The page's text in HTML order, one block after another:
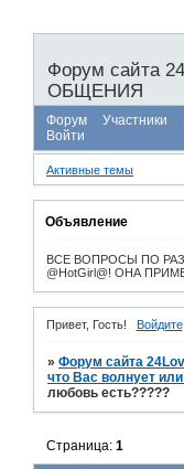
Форум сайта
ОБЩЕНИЯ
Форум Участники
Войти
Активные темы
Объявление
ВСЕ ВОПРОСЫ ПО
@HotGirl@! ОНА
Привет, Гость! Войдите
»Форум сайта
что Вас волнует
любовь есть?????
Страница:1